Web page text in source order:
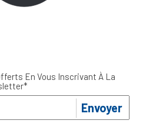
En Vous Inscrivant À La
Envoyer